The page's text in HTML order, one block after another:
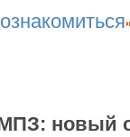
новый